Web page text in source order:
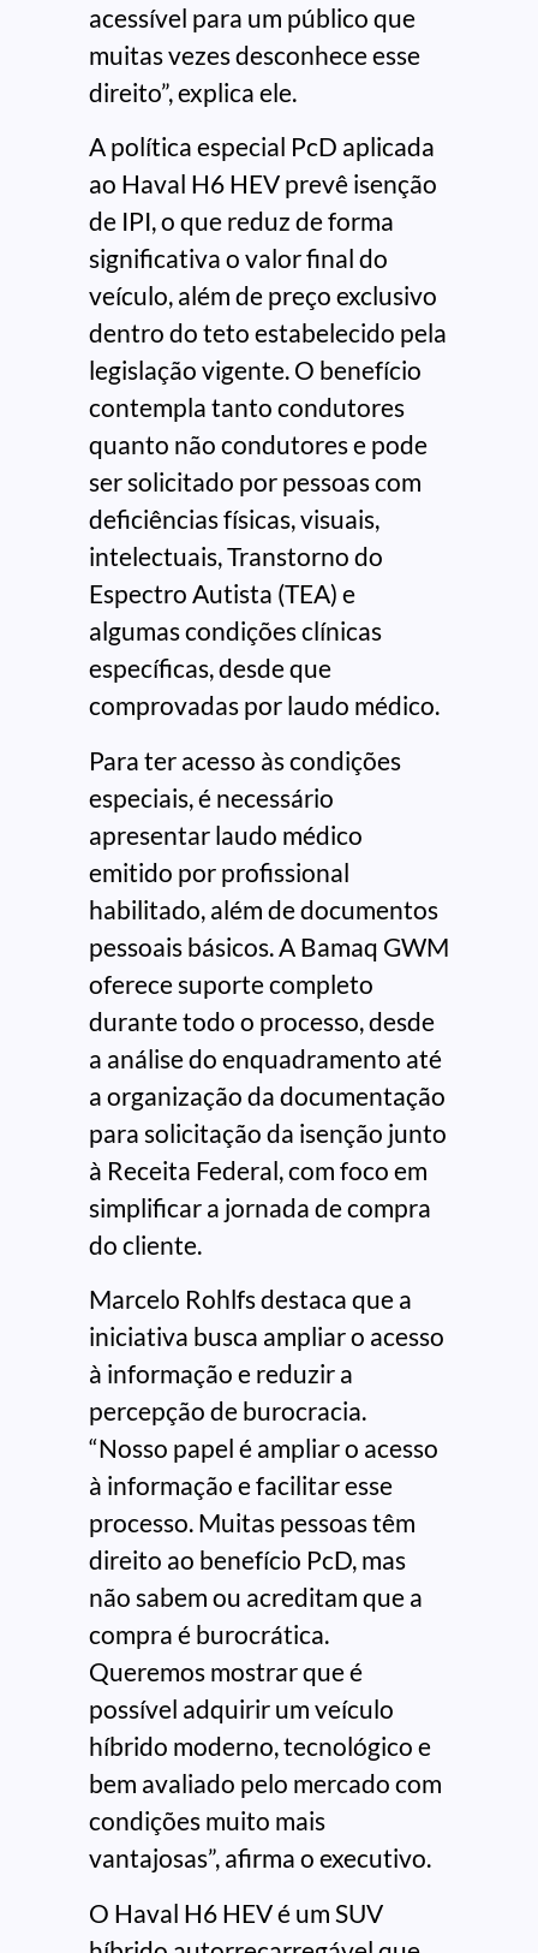
acessível para um público que
muitas vezes desconhece esse
direito”, explica ele.
A política especial PcD aplicada
ao Haval H6 HEV prevê isenção
de IPI, o que reduz de forma
significativa o valor final do
veículo, além de preço exclusivo
dentro do teto estabelecido pela
legislação vigente. O benefício
contempla tanto condutores
quanto não condutores e pode
ser solicitado por pessoas com
deficiências físicas, visuais,
intelectuais, Transtorno do
Espectro Autista (TEA) e
algumas condições clínicas
específicas, desde que
comprovadas por laudo médico.
Para ter acesso às condições
especiais, é necessário
apresentar laudo médico
emitido por profissional
habilitado, além de documentos
pessoais básicos. A Bamaq GWM
oferece suporte completo
durante todo o processo, desde
a análise do enquadramento até
a organização da documentação
para solicitação da isenção junto
à Receita Federal, com foco em
simplificar a jornada de compra
do cliente.
Marcelo Rohlfs destaca que a
iniciativa busca ampliar o acesso
à informação e reduzir a
percepção de burocracia.
“Nosso papel é ampliar o acesso
à informação e facilitar esse
processo. Muitas pessoas têm
direito ao benefício PcD, mas
não sabem ou acreditam que a
compra é burocrática.
Queremos mostrar que é
possível adquirir um veículo
híbrido moderno, tecnológico e
bem avaliado pelo mercado com
condições muito mais
vantajosas”, afirma o executivo.
O Haval H6 HEV é um SUV